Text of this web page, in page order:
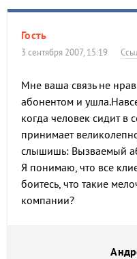
Гость
3 сентября 2007, 15:19
Мне ваша связь не
абонентом и
когда человек сидит в
принимает
слышишь: Вызваемый
Я понимаю, что все
боитесь, что такие
компании?